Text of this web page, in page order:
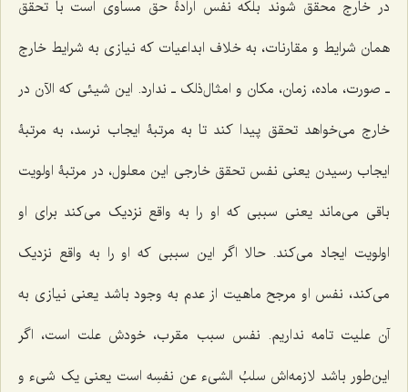
در خارج محقق شوند بلکه نفس ارادۀ حق مساوی است با تحقق
همان شرایط و مقارنات، به خلاف ابداعیات که نیازی به شرایط خارج
ـ صورت، ماده، زمان، مکان و امثال‌ذلک ـ ندارد. این شیئی که الآن در
خارج می‌خواهد تحقق پیدا کند تا به مرتبۀ ایجاب نرسد، به مرتبۀ
ایجاب رسیدن یعنی نفس تحقق خارجی این معلول، در مرتبۀ اولویت
باقی می‌ماند یعنی سببی که او را به واقع نزدیک می‌کند برای او
اولویت ایجاد می‌کند. حالا اگر این سببی که او را به واقع نزدیک
می‌کند، نفس او مرجح ماهیت از عدم به وجود باشد یعنی نیازی به
آن علیت تامه نداریم. نفس سبب مقرب، خودش علت است، اگر
این‌طور باشد لازمه‌اش سلبُ الشیء عن نفسِهاست یعنی یک شیء و